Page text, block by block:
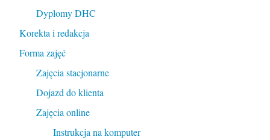
Dyplomy DHC
Korekta i redakcja
Forma zajęć
Zajęcia stacjonarne
Dojazd do klienta
Zajęcia online
Instrukcja na komputer